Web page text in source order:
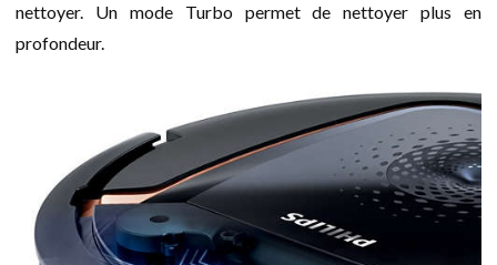
nettoyer. Un mode Turbo permet de nettoyer plus en
profondeur.